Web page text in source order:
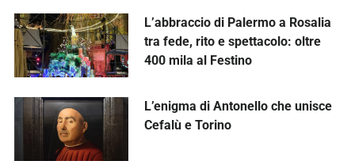
L’abbraccio di Palermo a Rosalia
tra fede, rito e spettacolo: oltre
400 mila al Festino
L’enigma di Antonello che unisce
Cefalù e Torino